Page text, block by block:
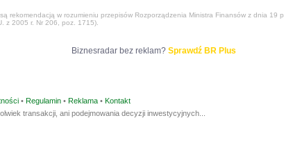
rekomendacją w rozumieniu przepisów Rozporządzenia Ministra Finansów z dnia 19
z 2005 r. Nr 206, poz. 1715).
Biznesradar bez reklam? Sprawdź BR Plus
• Regulamin • Reklama • Kontakt
transakcji, ani podejmowania decyzji inwestycyjnych...